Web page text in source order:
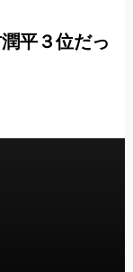
平３位だっ